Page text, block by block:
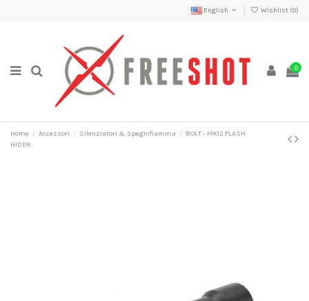
English Wishlist (0)
0
Home Accessori Silenziatori & Spegnifiamma
BOLT - MK12 FLASH
HIDER